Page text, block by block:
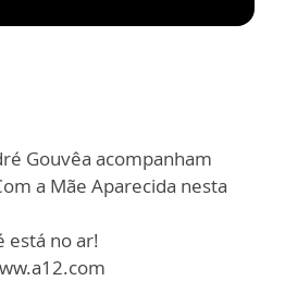
Gouvêa acompanham
a Mãe Aparecida nesta
está no ar!